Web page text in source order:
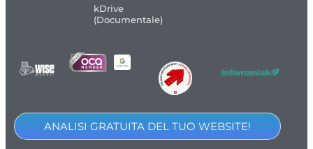
kDrive
(Documentale)
ANALISI GRATUITA DEL TUO WEBSITE!